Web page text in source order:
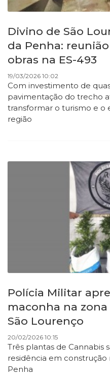
Divino de São
da Penha:
obras na ES-493
19/03/2026 10:02
Com investimento de
pavimentação do trecho
transformar o turismo e o
região
Polícia Militar
maconha na
São Lourenço
20/02/2026 10:15
Três plantas de Cannabis
residência em
Penha